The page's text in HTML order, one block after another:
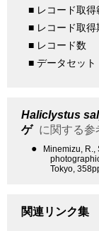
■ レコード取得
■ レコード取得
■ レコード数
■ データセット
Haliclystus
ゲ に関する参
●
Minemizu, R.,
Tokyo,
関連リンク集